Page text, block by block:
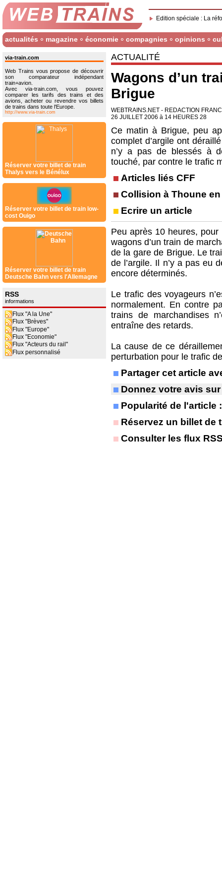
Edition spéciale : La
actualités magazine économie compagnies opinions
via-train.com
Web Trains vous propose de découvrir
son comparateur indépendant
train+avion.
Avec via-train.com, vous pouvez
comparer les tarifs des trains et des
avions, acheter ou revendre vos billets
de trains dans toute l'Europe.
http://www.via-train.com
Réserver votre billet de train
Thalys vers le Bénélux
Réserver votre billet de train low-
cost Ouigo
Réserver votre billet de train
Deutsche Bahn vers l'Allemagne
RSS
informations
Flux "A la Une"
Flux "Brèves"
Flux "Europe"
Flux "Economie"
Flux "Acteurs du rail"
Flux personnalisé
ACTUALITÉ
Wagons d’un
Brigue
WEBTRAINS.NET - REDACTION
26 JUILLET 2006 à 14 HEURES 28
Ce matin à Brigue, peu
complet d’argile ont
n’y a pas de blessés à
touché, par contre le trafic
Articles liés CFF
Collision à Thoune
Ecrire un article
Peu après 10 heures,
wagons d’un train de
de la gare de Brigue. Le
de l’argile. Il n’y a pas eu
encore déterminés.
Le trafic des voyageurs
normalement. En contre
trains de marchandises
entraîne des retards.
La cause de ce
perturbation pour le trafic
Partager cet article
Donnez votre avis
Popularité de l'article
Réservez un billet de
Consulter les flux